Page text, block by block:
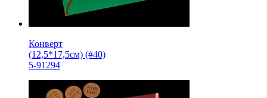
Конверт
(12,5*17,5см) (#40)
5-91294